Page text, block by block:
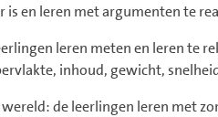
en leren met argumenten te
leren meten en leren te
inhoud, gewicht,
de leerlingen leren met